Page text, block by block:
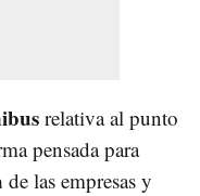
relativa al punto
pensada para
de las empresas y